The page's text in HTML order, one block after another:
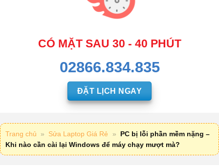
CÓ MẶT SAU 30 - 40 PHÚT
02866.834.835
ĐẶT LỊCH NGAY
Trang chủ » Sửa Laptop Giá Rẻ »
PC bị lỗi phần mềm nặng –
Khi nào cần cài lại Windows để máy chạy mượt mà?